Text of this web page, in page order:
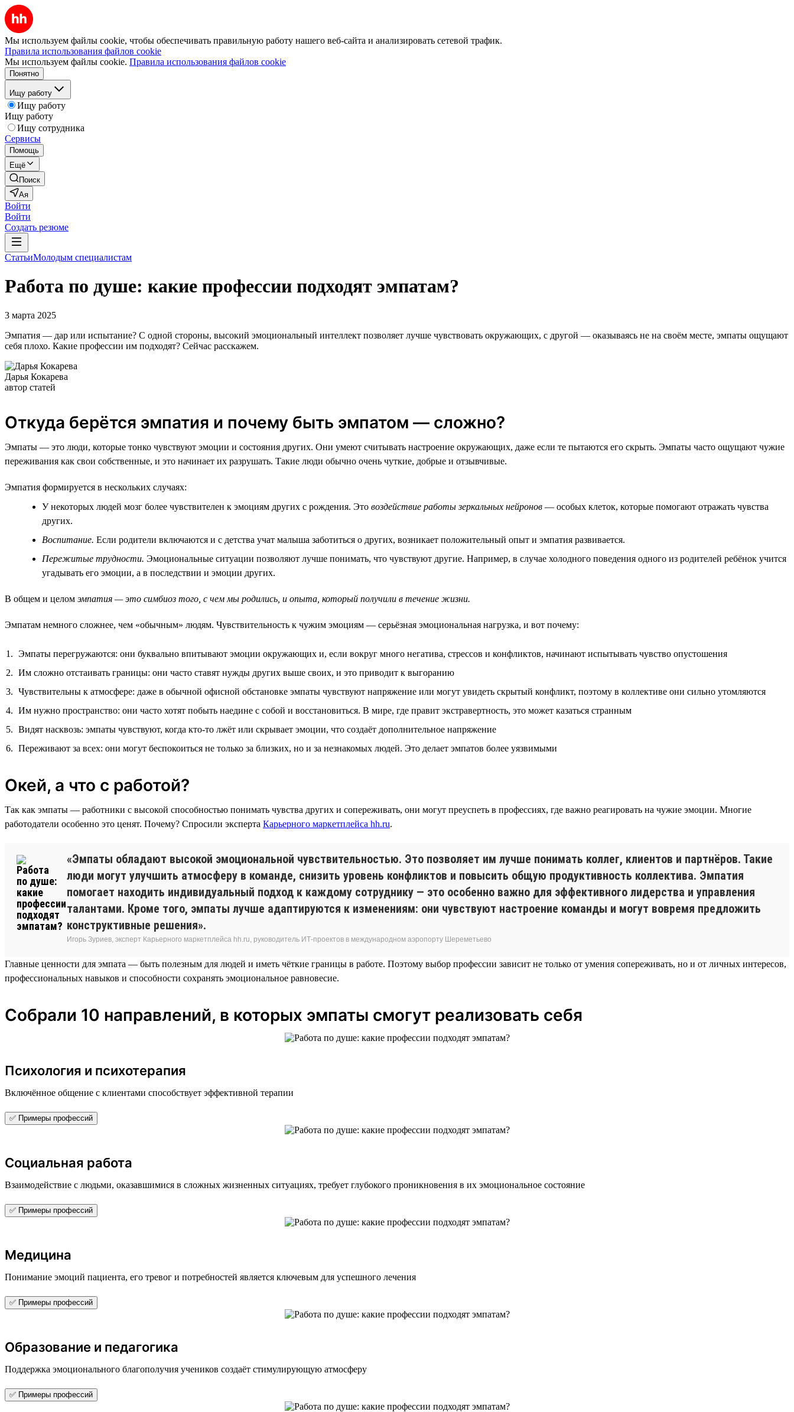
Мы используем файлы cookie, чтобы обеспечивать правильную работу нашего веб-сайта и анализировать сетевой трафик.
Правила использования файлов cookie
Мы используем файлы cookie. Правила использования файлов cookie
Понятно
Ищу работу
Ищу работу
Ищу работу
Ищу сотрудника
Сервисы
Помощь
Ещё
Поиск
Ая
Войти
Войти
Создать резюме
СтатьиМолодым специалистам
Работа по душе: какие профессии подходят эмпатам?
3 марта 2025
Эмпатия — дар или испытание? С одной стороны, высокий эмоциональный интеллект позволяет лучше чувствовать окружающих, с другой — оказываясь не на своём месте, эмпаты ощущают
себя плохо. Какие профессии им подходят? Сейчас расскажем.
Дарья Кокарева
автор статей
Откуда берётся эмпатия и почему быть эмпатом — сложно?
Эмпаты — это люди, которые тонко чувствуют эмоции и состояния других. Они умеют считывать настроение окружающих, даже если те пытаются его скрыть. Эмпаты часто ощущают чужие
переживания как свои собственные, и это начинает их разрушать. Такие люди обычно очень чуткие, добрые и отзывчивые.
Эмпатия формируется в нескольких случаях:
У некоторых людей мозг более чувствителен к эмоциям других с рождения. Это воздействие работы зеркальных нейронов — особых клеток, которые помогают отражать чувства
других.
Воспитание. Если родители включаются и с детства учат малыша заботиться о других, возникает положительный опыт и эмпатия развивается.
Пережитые трудности. Эмоциональные ситуации позволяют лучше понимать, что чувствуют другие. Например, в случае холодного поведения одного из родителей ребёнок учится
угадывать его эмоции, а в последствии и эмоции других.
В общем и целом эмпатия — это симбиоз того, с чем мы родились, и опыта, который получили в течение жизни.
Эмпатам немного сложнее, чем «обычным» людям. Чувствительность к чужим эмоциям — серьёзная эмоциональная нагрузка, и вот почему:
Эмпаты перегружаются: они буквально впитывают эмоции окружающих и, если вокруг много негатива, стрессов и конфликтов, начинают испытывать чувство опустошения
Им сложно отстаивать границы: они часто ставят нужды других выше своих, и это приводит к выгоранию
Чувствительны к атмосфере: даже в обычной офисной обстановке эмпаты чувствуют напряжение или могут увидеть скрытый конфликт, поэтому в коллективе они сильно утомляются
Им нужно пространство: они часто хотят побыть наедине с собой и восстановиться. В мире, где правит экстравертность, это может казаться странным
Видят насквозь: эмпаты чувствуют, когда кто-то лжёт или скрывает эмоции, что создаёт дополнительное напряжение
Переживают за всех: они могут беспокоиться не только за близких, но и за незнакомых людей. Это делает эмпатов более уязвимыми
Окей, а что с работой?
Так как эмпаты — работники с высокой способностью понимать чувства других и сопереживать, они могут преуспеть в профессиях, где важно реагировать на чужие эмоции. Многие
работодатели особенно это ценят. Почему? Спросили эксперта Карьерного маркетплейса hh.ru.
«Эмпаты обладают высокой эмоциональной чувствительностью. Это позволяет им лучше понимать коллег, клиентов и партнёров. Такие
люди могут улучшить атмосферу в команде, снизить уровень конфликтов и повысить общую продуктивность коллектива. Эмпатия
помогает находить индивидуальный подход к каждому сотруднику — это особенно важно для эффективного лидерства и управления
талантами. Кроме того, эмпаты лучше адаптируются к изменениям: они чувствуют настроение команды и могут вовремя предложить
конструктивные решения».
Игорь Зуриев, эксперт Карьерного маркетплейса hh.ru, руководитель ИТ-проектов в международном аэропорту Шереметьево
Главные ценности для эмпата — быть полезным для людей и иметь чёткие границы в работе. Поэтому выбор профессии зависит не только от умения сопереживать, но и от личных интересов,
профессиональных навыков и способности сохранять эмоциональное равновесие.
Собрали 10 направлений, в которых эмпаты смогут реализовать себя
Психология и психотерапия
Включённое общение с клиентами способствует эффективной терапии
✅ Примеры профессий
Социальная работа
Взаимодействие с людьми, оказавшимися в сложных жизненных ситуациях, требует глубокого проникновения в их эмоциональное состояние
✅ Примеры профессий
Медицина
Понимание эмоций пациента, его тревог и потребностей является ключевым для успешного лечения
✅ Примеры профессий
Образование и педагогика
Поддержка эмоционального благополучия учеников создаёт стимулирующую атмосферу
✅ Примеры профессий